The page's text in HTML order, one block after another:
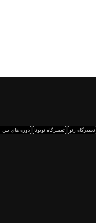
تعمیرگاه رنو تعمیرگاه تویوتا دوره های بین